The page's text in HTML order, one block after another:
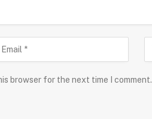
browser for the next time I comment.